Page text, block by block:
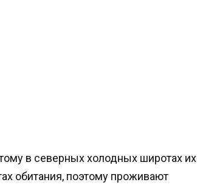
в северных холодных широтах их
обитания, поэтому проживают